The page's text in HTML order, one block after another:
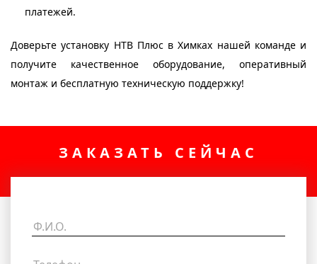
платежей.
Доверьте установку НТВ Плюс в Химках нашей команде и
получите качественное оборудование, оперативный
монтаж и бесплатную техническую поддержку!
ЗАКАЗАТЬ СЕЙЧАС